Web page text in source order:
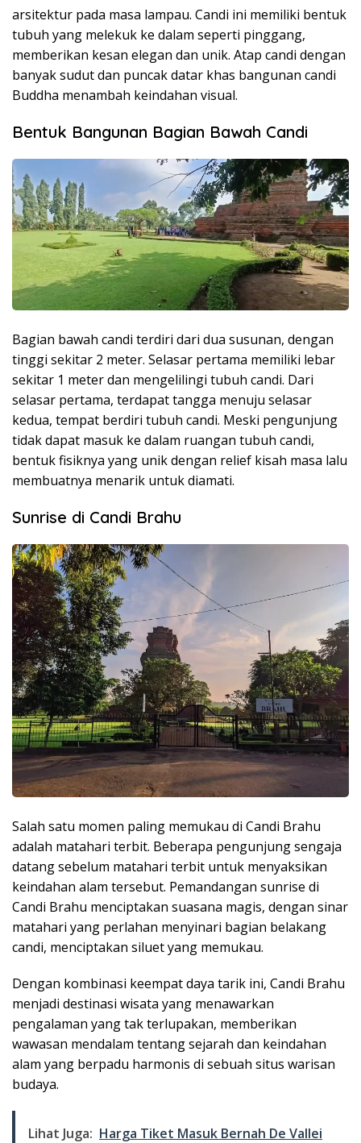
arsitektur pada masa lampau. Candi ini memiliki bentuk
tubuh yang melekuk ke dalam seperti pinggang,
memberikan kesan elegan dan unik. Atap candi dengan
banyak sudut dan puncak datar khas bangunan candi
Buddha menambah keindahan visual.
Bentuk Bangunan Bagian Bawah Candi
Bagian bawah candi terdiri dari dua susunan, dengan
tinggi sekitar 2 meter. Selasar pertama memiliki lebar
sekitar 1 meter dan mengelilingi tubuh candi. Dari
selasar pertama, terdapat tangga menuju selasar
kedua, tempat berdiri tubuh candi. Meski pengunjung
tidak dapat masuk ke dalam ruangan tubuh candi,
bentuk fisiknya yang unik dengan relief kisah masa lalu
membuatnya menarik untuk diamati.
Sunrise di Candi Brahu
Salah satu momen paling memukau di Candi Brahu
adalah matahari terbit. Beberapa pengunjung sengaja
datang sebelum matahari terbit untuk menyaksikan
keindahan alam tersebut. Pemandangan sunrise di
Candi Brahu menciptakan suasana magis, dengan sinar
matahari yang perlahan menyinari bagian belakang
candi, menciptakan siluet yang memukau.
Dengan kombinasi keempat daya tarik ini, Candi Brahu
menjadi destinasi wisata yang menawarkan
pengalaman yang tak terlupakan, memberikan
wawasan mendalam tentang sejarah dan keindahan
alam yang berpadu harmonis di sebuah situs warisan
budaya.
Lihat Juga: Harga Tiket Masuk Bernah De Vallei